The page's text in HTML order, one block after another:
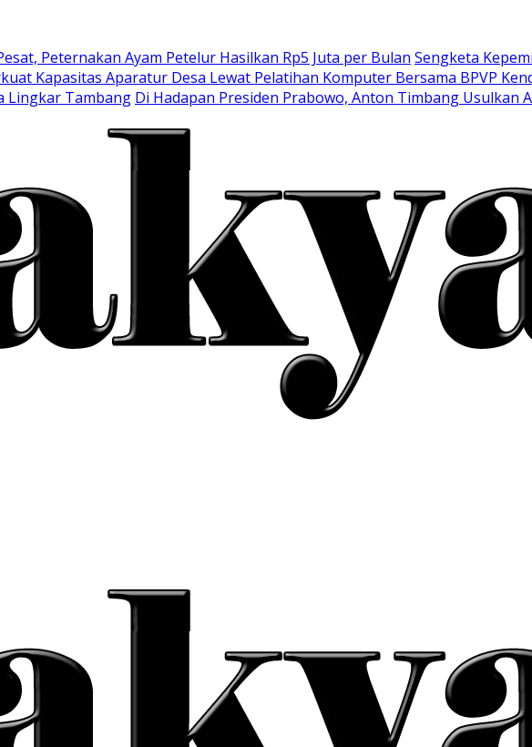
Peternakan Ayam Petelur Hasilkan Rp5 Juta per Bulan Sengketa
Kapasitas Aparatur Desa Lewat Pelatihan Komputer Bersama BPVP
Lingkar Tambang Di Hadapan Presiden Prabowo, Anton Timbang Usulkan